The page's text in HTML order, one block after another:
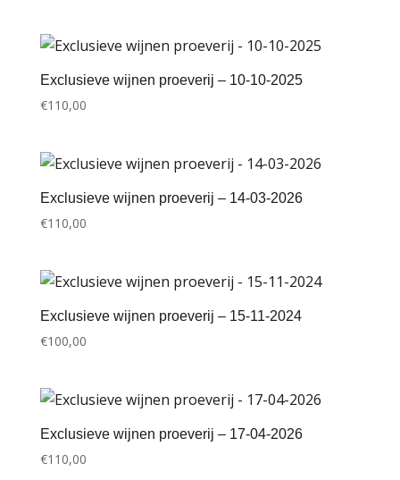
Exclusieve wijnen proeverij – 10-10-2025
€110,00
Exclusieve wijnen proeverij – 14-03-2026
€110,00
Exclusieve wijnen proeverij – 15-11-2024
€100,00
Exclusieve wijnen proeverij – 17-04-2026
€110,00